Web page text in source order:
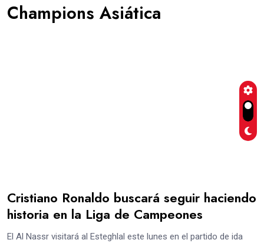
Champions Asiática
Cristiano Ronaldo buscará seguir haciendo
historia en la Liga de Campeones
El Al Nassr visitará al Esteghlal este lunes en el partido de ida